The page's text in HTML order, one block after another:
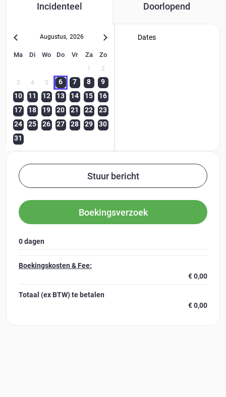
Incidenteel Doorlopend
Augustus, 2026
Ma Di Wo Do Vr Za Zo
1
2
3
4 5 6 7 8
9
10
11 12 13 14 15
16
17
18 19 20 21 22
23
24
25 26 27 28 29
30
31
Dates
Stuur bericht
Boekingsverzoek
0 dagen
Boekingskosten & Fee:
€ 0,00
Totaal (ex BTW)te betalen
€ 0,00